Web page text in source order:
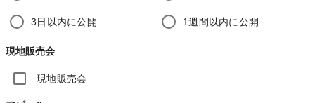
3日以内に公開 1週間以内に公開
現地販売会
現地販売会